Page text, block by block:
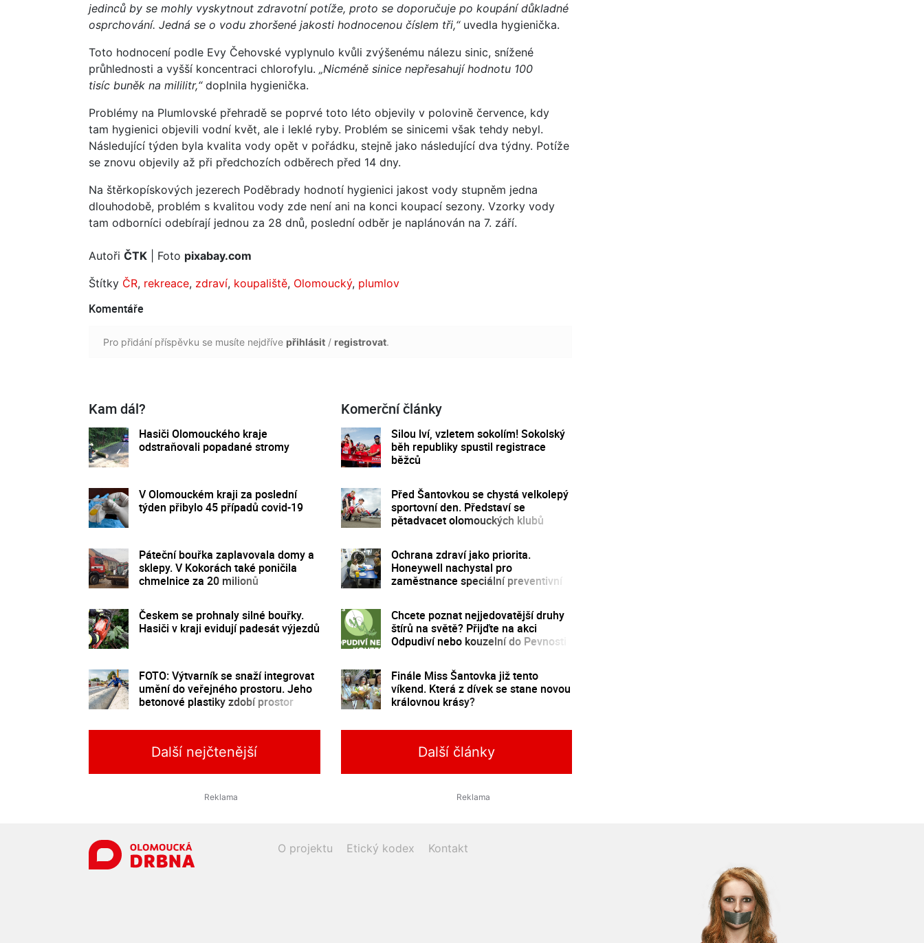
jedinců by se mohly vyskytnout zdravotní potíže, proto se doporučuje po koupání důkladné
osprchování. Jedná se o vodu zhoršené jakosti hodnocenou číslem tři,“uvedla hygienička.
Toto hodnocení podle Evy Čehovské vyplynulo kvůli zvýšenému nálezu sinic, snížené
průhlednosti a vyšší koncentraci chlorofylu. „Nicméně sinice nepřesahují hodnotu 100
tisíc buněk na mililitr,“doplnila hygienička.
Problémy na Plumlovské přehradě se poprvé toto léto objevily v polovině července, kdy
tam hygienici objevili vodní květ, ale i leklé ryby. Problém se sinicemi však tehdy nebyl.
Následující týden byla kvalita vody opět v pořádku, stejně jako následující dva týdny. Potíže
se znovu objevily až při předchozích odběrech před 14 dny.
Na štěrkopískových jezerech Poděbrady hodnotí hygienici jakost vody stupněm jedna
dlouhodobě, problém s kvalitou vody zde není ani na konci koupací sezony. Vzorky vody
tam odborníci odebírají jednou za 28 dnů, poslední odběr je naplánován na 7. září.
Autoři ČTK | Foto pixabay.com
Štítky ČR, rekreace, zdraví, koupaliště, Olomoucký, plumlov
Komentáře
Pro přidání příspěvku se musíte nejdříve přihlásit / registrovat.
Kam dál?
Hasiči Olomouckého kraje
odstraňovali popadané stromy
V Olomouckém kraji za poslední
týden přibylo 45 případů covid-19
Páteční bouřka zaplavovala domy a
sklepy. V Kokorách také poničila
chmelnice za 20 milionů
Českem se prohnaly silné bouřky.
Hasiči v kraji evidují padesát výjezdů
FOTO: Výtvarník se snaží integrovat
umění do veřejného prostoru. Jeho
betonové plastiky zdobí prostor
Komerční články
Silou lví, vzletem sokolím! Sokolský
běh republiky spustil registrace
běžců
Před Šantovkou se chystá velkolepý
sportovní den. Představí se
pětadvacet olomouckých klubů
Ochrana zdraví jako priorita.
Honeywell nachystal pro
zaměstnance speciální preventivní
Chcete poznat nejjedovatější druhy
štírů na světě? Přijďte na akci
Odpudiví nebo kouzelní do Pevnosti
Finále Miss Šantovka již tento
víkend. Která z dívek se stane novou
královnou krásy?
Další nejčtenější Další články
O projektu Etický kodex Kontakt